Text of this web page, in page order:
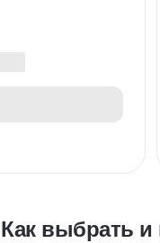
Как выбрать и